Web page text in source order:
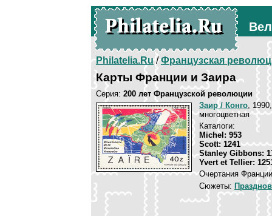
Philatelia.Ru/Французская
Карты Франции и Заира
Серия: 200 лет Французской революции
Заир / Конго,
многоцветная
Каталоги:
Michel: 953
Scott: 1241
Stanley Gibbons:
Yvert et Tellier:
Очертания
Сюжеты: